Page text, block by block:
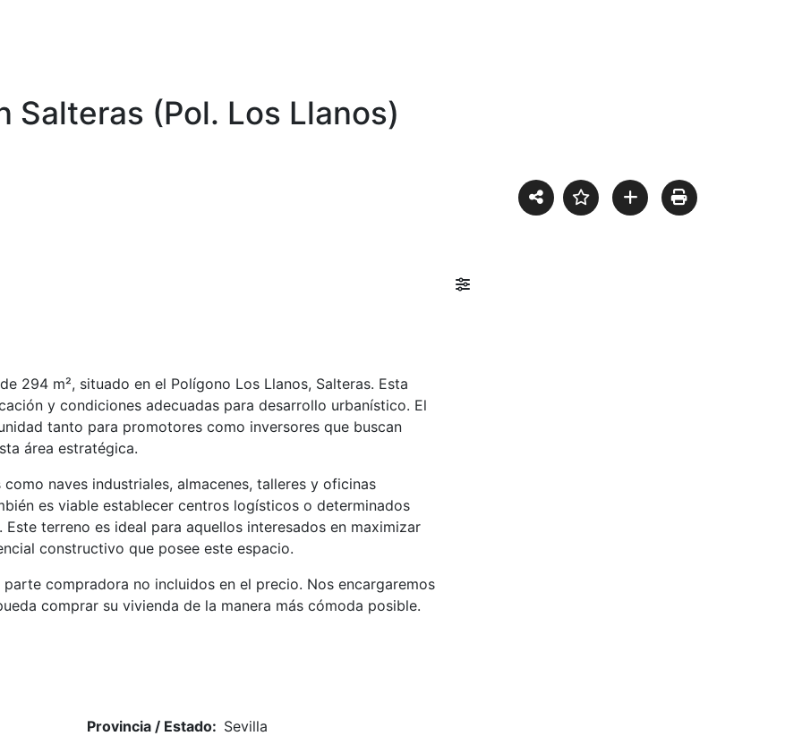
Salteras (Pol. Los Llanos)
294 m², situado en el Polígono Los Llanos, Salteras. Esta
y condiciones adecuadas para desarrollo urbanístico. El
tanto para promotores como inversores que buscan
área estratégica.
naves industriales, almacenes, talleres y oficinas
es viable establecer centros logísticos o determinados
terreno es ideal para aquellos interesados en maximizar
constructivo que posee este espacio.
compradora no incluidos en el precio. Nos encargaremos
comprar su vivienda de la manera más cómoda posible.
Provincia / Estado: Sevilla